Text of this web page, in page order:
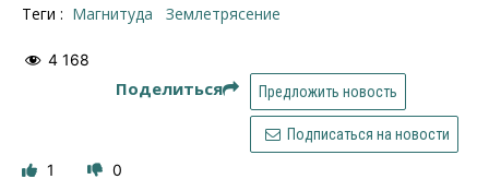
Теги : магнитуда Землетрясение
4 168
Поделиться Предложить новость
Подписаться на новости
1 0